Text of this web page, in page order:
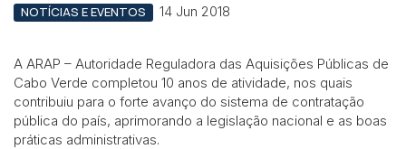
NOTÍCIAS E EVENTOS 14 Jun 2018
A ARAP – Autoridade Reguladora das Aquisições Públicas de
Cabo Verde completou 10 anos de atividade, nos quais
contribuiu para o forte avanço do sistema de contratação
pública do país, aprimorando a legislação nacional e as boas
práticas administrativas.